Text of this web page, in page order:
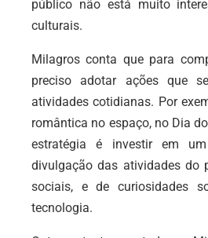
público não está muito
culturais.
Milagros conta que para
preciso adotar ações que
atividades cotidianas. Por
romântica no espaço, no Dia
estratégia é investir em
divulgação das atividades do
sociais, e de curiosidades
tecnologia.